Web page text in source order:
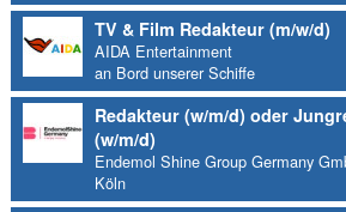
TV & Film Redakteur (m/w/d)
AIDA Entertainment
an Bord unserer Schiffe
Redakteur (w/m/d) oder
(w/m/d)
Endemol Shine Group Germany
Köln